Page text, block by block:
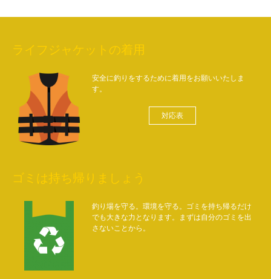
ライフジャケットの着用
安全に釣りをするために着用をお願いいたしま
す。
対応表
ゴミは持ち帰りましょう
釣り場を守る。環境を守る。ゴミを持ち帰るだけ
でも大きな力となります。まずは自分のゴミを出
さないことから。